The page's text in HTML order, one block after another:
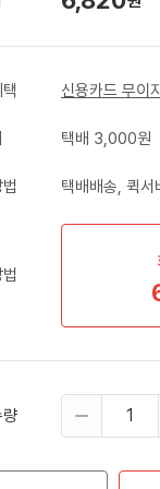
신용카드 무이
택배 3,000원
택배배송, 퀵서
량